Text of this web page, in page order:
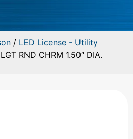
/ LED License - Utility
RND CHRM 1.50″ DIA.